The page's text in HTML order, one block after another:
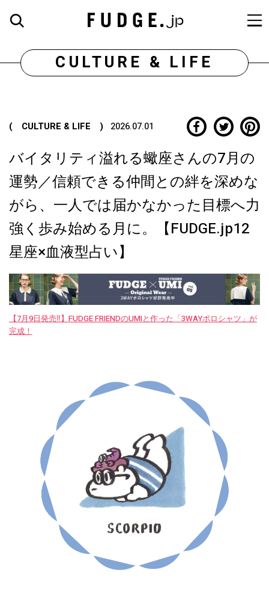
CULTURE & LIFE
( CULTURE & LIFE ) 2026.07.01
バイタリティ溢れる蠍座さんの7月の
運勢／信頼できる仲間との絆を深めな
がら、一人では届かなかった目標へ力
強く歩み始める月に。【FUDGE.jp12
星座×血液型占い】
【7月9日発売‼︎】FUDGE FRIENDのUMIと作った「3WAYポロシャツ」が
完成！